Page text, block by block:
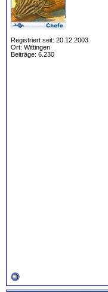
Registriert seit: 20.12.2003
Ort: Wittingen
Beiträge: 6.230